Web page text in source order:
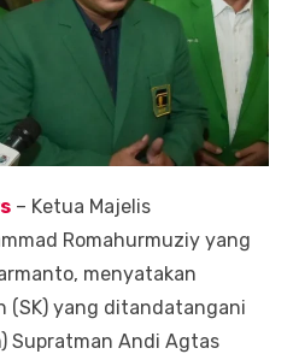
– Ketua Majelis
Romahurmuziy yang
menyatakan
(SK) yang ditandatangani
Supratman Andi Agtas